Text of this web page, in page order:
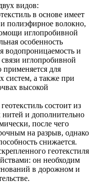
видов:
в основе имеет
полиэфирное волокно,
иглопробивной
особенность
водопроницаемость и
иглопробивной
применяется для
систем, а также при
высокой
состоит из
и дополнительно
после чего
на разрыв, однако
снижается.
геотекстиля
он необходим
в дорожном и